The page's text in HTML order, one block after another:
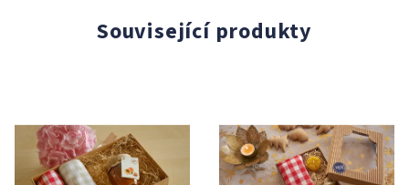
Související produkty